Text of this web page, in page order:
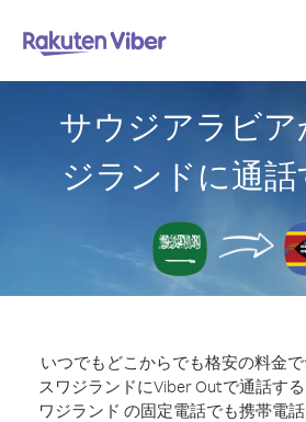
サウジアラビ
ジランドに通
いつでもどこからでも格安の料金
スワジランドにViber Outで通話する
ワジランド の固定電話でも携帯電